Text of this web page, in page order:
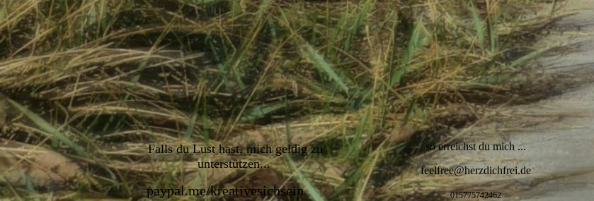
Falls du Lust hast, mich geldig zu
unterstützen...
paypal.me/kreativesichsein
so erreichst du mich ...
feelfree@herzdichfrei.de
015775742462